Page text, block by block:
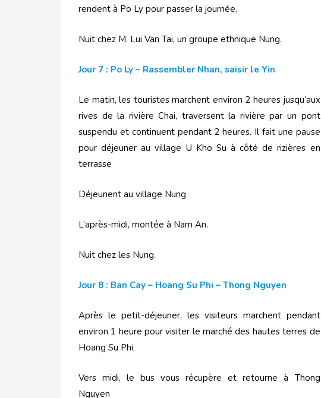
rendent à Po Ly pour passer la journée.
Nuit chez M. Lui Van Tai, un groupe ethnique Nung.
Jour 7 : Po Ly – Rassembler Nhan, saisir le Yin
Le matin, les touristes marchent environ 2 heures jusqu’aux
rives de la rivière Chai, traversent la rivière par un pont
suspendu et continuent pendant 2 heures. Il fait une pause
pour déjeuner au village U Kho Su à côté de rizières en
terrasse
Déjeunent au village Nung
L’après-midi, montée à Nam An.
Nuit chez les Nung.
Jour 8 : Ban Cay – Hoang Su Phi – Thong Nguyen
Après le petit-déjeuner, les visiteurs marchent pendant
environ 1 heure pour visiter le marché des hautes terres de
Hoang Su Phi.
Vers midi, le bus vous récupère et retourne à Thong
Nguyen